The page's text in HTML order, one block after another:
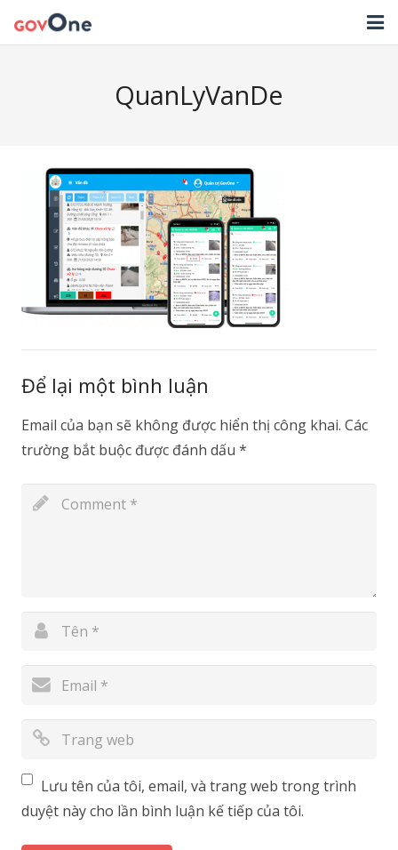
HỖ TRỢ
TẢI ỨNG DỤNG
LIÊN HỆ
NHẬT KÝ CẬP NHẬT PHẦN MỀM
QuanLyVanDe
Để lại một bình luận
Email của bạn sẽ không được hiển thị công khai. Các
trường bắt buộc được đánh dấu *
Lưu tên của tôi, email, và trang web trong trình
duyệt này cho lần bình luận kế tiếp của tôi.